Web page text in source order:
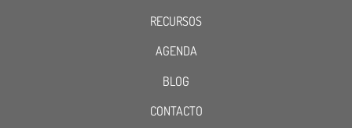
RECURSOS
AGENDA
BLOG
CONTACTO